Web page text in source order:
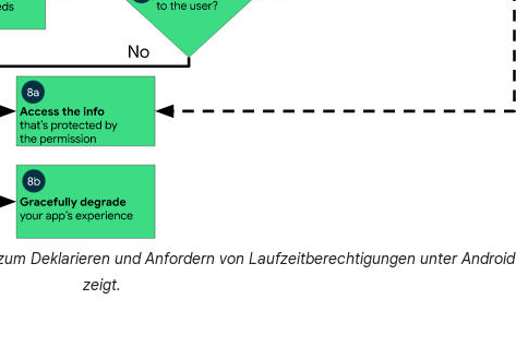
Deklarieren und Anfordern von Laufzeitberechtigungen unter Android
zeigt.